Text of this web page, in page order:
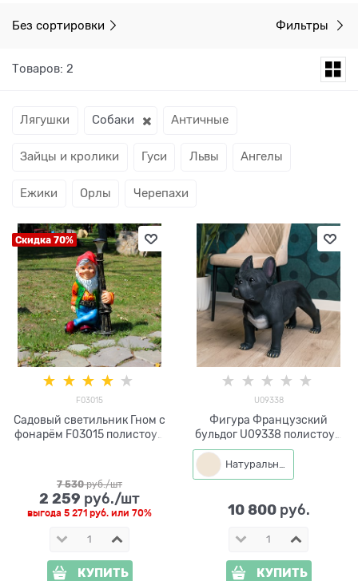
Без сортировки Фильтры
Товаров: 2
Лягушки Собаки Античные
Зайцы и кролики Гуси Львы Ангелы
Ежики Орлы Черепахи
Скидка 70%
F03015
Садовый светильник Гном с
фонарём F03015 полистоун
7 530 руб./шт
2 259 руб./шт
выгода 5 271 руб. или 70%
КУПИТЬ
U09338
Фигура Французский
бульдог U09338 полистоун
h 57 см
Натуральный
10 800 руб.
КУПИТЬ